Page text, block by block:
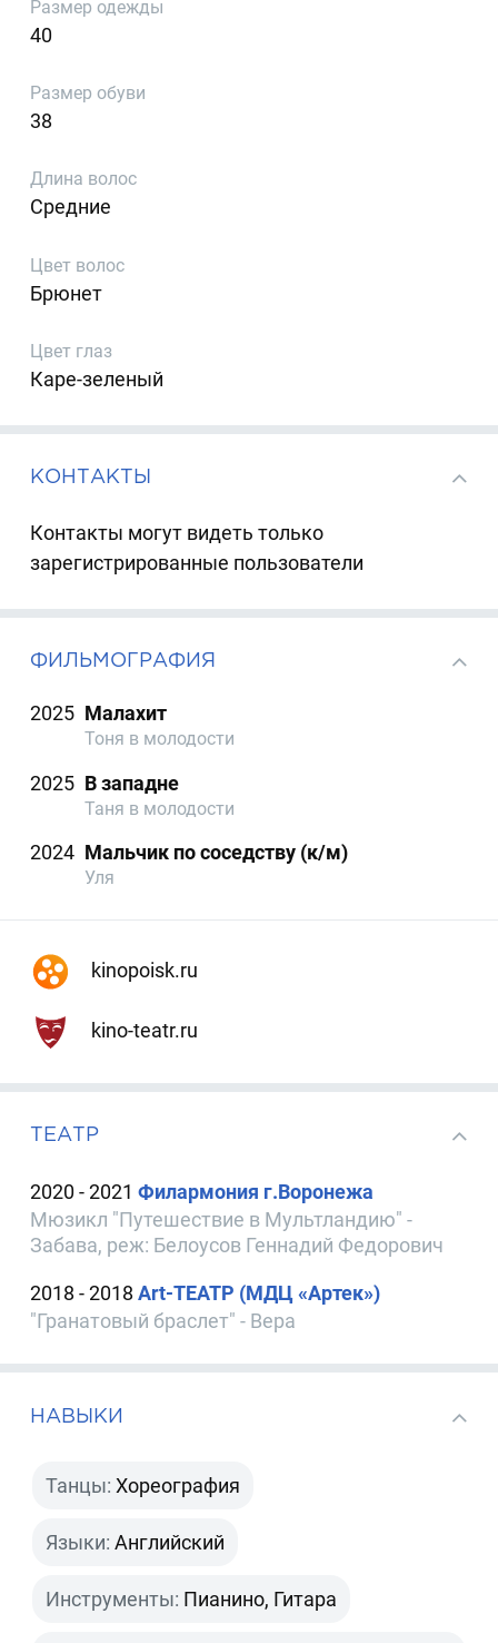
Размер одежды
40
Размер обуви
38
Длина волос
Средние
Цвет волос
Брюнет
Цвет глаз
Каре-зеленый
КОНТАКТЫ
Контакты могут видеть только
зарегистрированные пользователи
ФИЛЬМОГРАФИЯ
2025 Малахит
Тоня в молодости
2025 В западне
Таня в молодости
2024 Мальчик по соседству (к/м)
Уля
kinopoisk.ru
kino-teatr.ru
ТЕАТР
2020 - 2021Филармония г.Воронежа
Мюзикл "Путешествие в Мультландию" -
Забава, реж: Белоусов Геннадий Федорович
2018 - 2018Art-ТЕАТР (МДЦ «Артек»)
"Гранатовый браслет" - Вера
НАВЫКИ
Танцы: Хореография
Языки: Английский
Инструменты: Пианино, Гитара